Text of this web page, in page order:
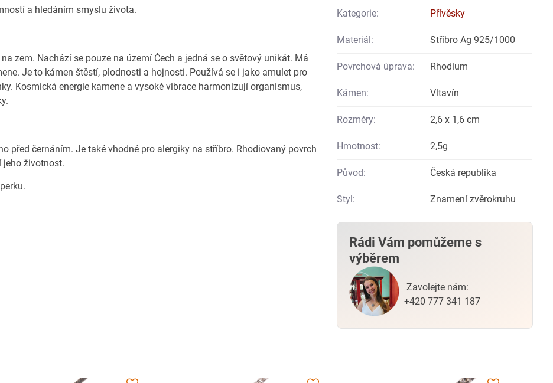
a hledáním smyslu života.
zem. Nachází se pouze na území Čech a jedná se o světový unikát. Má
Je to kámen štěstí, plodnosti a hojnosti. Používá se i jako amulet pro
Kosmická energie kamene a vysoké vibrace harmonizují organismus,
před černáním. Je také vhodné pro alergiky na stříbro. Rhodiovaný povrch
jeho životnost.
Kategorie: Přívěsky
Materiál: Stříbro Ag 925/1000
Povrchová úprava: Rhodium
Kámen: Vltavín
Rozměry: 2,6 x 1,6 cm
Hmotnost: 2,5g
Původ: Česká republika
Styl: Znamení zvěrokruhu
Rádi Vám pomůžeme s
výběrem
Zavolejte nám:
+420 777 341 187